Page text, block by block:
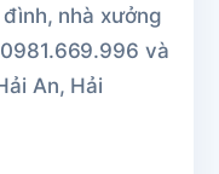
nhà xưởng
và
An, Hải